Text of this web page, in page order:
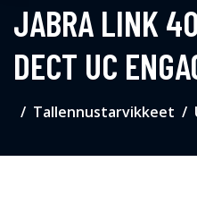
JABRA LINK
DECT UC
Tallennustarvikkeet